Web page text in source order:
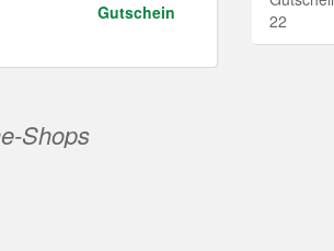
Gutschein
Shops